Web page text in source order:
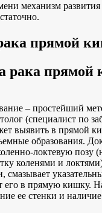
механизм
прямой
рака
– простейший
(специалист по
выявить в прямой
образования.
локтевую позу
коленями и
смазывает
его в прямую кишку.
ее стенки и